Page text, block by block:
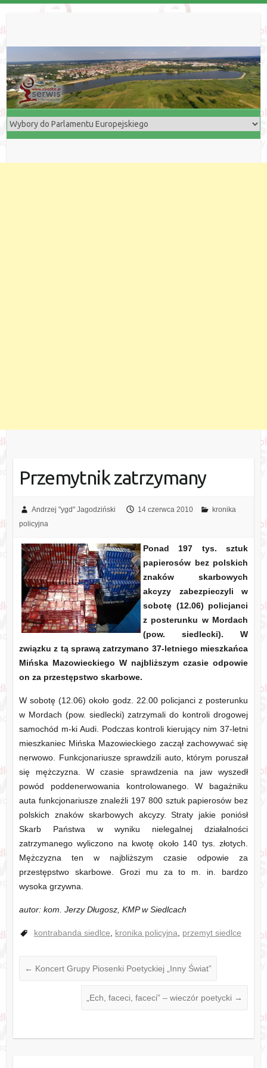
Przemytnik zatrzymany
Andrzej "ygd" Jagodziński 14 czerwca 2010
kronika
policyjna
Ponad 197 tys. sztuk
papierosów bez polskich
znaków skarbowych
akcyzy zabezpieczyli w
sobotę (12.06) policjanci
z posterunku w Mordach
(pow. siedlecki). W
związku z tą sprawą zatrzymano 37-letniego mieszkańca
Mińska Mazowieckiego W najbliższym czasie odpowie
on za przestępstwo skarbowe.
W sobotę (12.06) około godz. 22.00 policjanci z posterunku
w Mordach (pow. siedlecki) zatrzymali do kontroli drogowej
samochód m-ki Audi. Podczas kontroli kierujący nim 37-letni
mieszkaniec Mińska Mazowieckiego zaczął zachowywać się
nerwowo. Funkcjonariusze sprawdzili auto, którym poruszał
się mężczyzna. W czasie sprawdzenia na jaw wyszedł
powód poddenerwowania kontrolowanego. W bagażniku
auta funkcjonariusze znaleźli 197 800 sztuk papierosów bez
polskich znaków skarbowych akcyzy. Straty jakie poniósł
Skarb Państwa w wyniku nielegalnej działalności
zatrzymanego wyliczono na kwotę około 140 tys. złotych.
Mężczyzna ten w najbliższym czasie odpowie za
przestępstwo skarbowe. Grozi mu za to m. in. bardzo
wysoka grzywna.
autor: kom. Jerzy Długosz, KMP w Siedlcach
kontrabanda siedlce, kronika policyjna, przemyt siedlce
← Koncert Grupy Piosenki Poetyckiej „Inny Świat”
„Ech, faceci, faceci” – wieczór poetycki →